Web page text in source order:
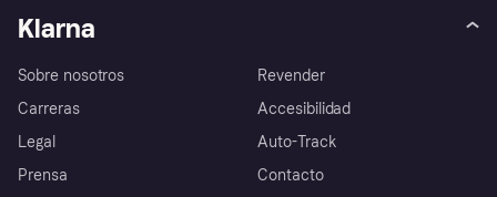
Klarna
Sobre nosotros
Carreras
Legal
Prensa
Revender
Accesibilidad
Auto-Track
Contacto